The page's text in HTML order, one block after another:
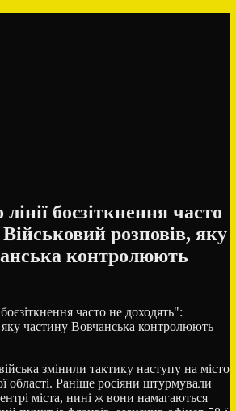
боєзіткнення часто
розповів, яку
контролюють
змінили тактику наступу на місто
області. Раніше росіяни штурмували
міста, нині ж вони намагаються